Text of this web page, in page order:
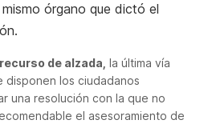
órgano que dictó el
de alzada, la última vía
disponen los ciudadanos
una resolución con la que no
el asesoramiento de